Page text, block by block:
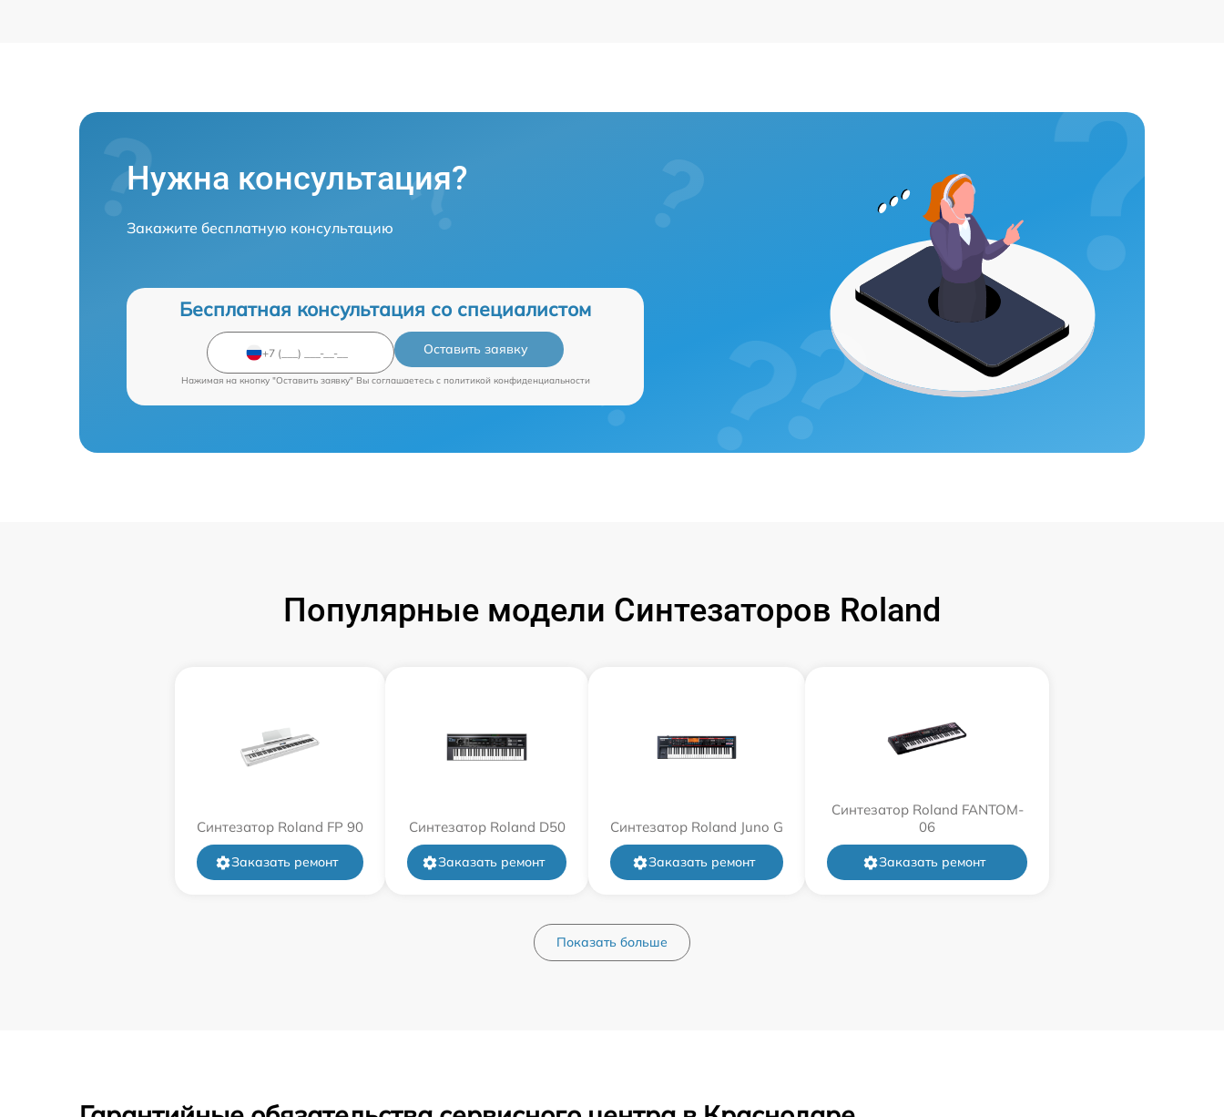
Нужна консультация?
Закажите бесплатную консультацию
Бесплатная консультация со специалистом
Оставить заявку
Нажимая на кнопку "Оставить заявку" Вы соглашаетесь c политикой конфиденциальности
Популярные модели Синтезаторов Roland
Синтезатор Roland FP 90
Заказать ремонт
Синтезатор Roland D50
Заказать ремонт
Синтезатор Roland Juno G
Заказать ремонт
Синтезатор Roland FANTOM-
06
Заказать ремонт
Показать больше